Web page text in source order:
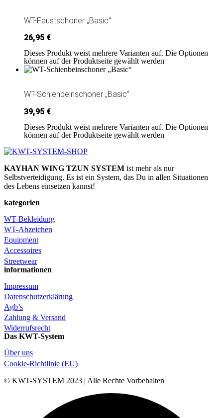
WT-Faustschoner „Basic“
26,95 €
Dieses Produkt weist mehrere Varianten auf. Die Optionen
können auf der Produktseite gewählt werden
WT-Schienbeinschoner „Basic“
39,95 €
Dieses Produkt weist mehrere Varianten auf. Die Optionen
können auf der Produktseite gewählt werden
KAYHAN WING TZUN SYSTEM ist mehr als nur
Selbstverteidigung. Es ist ein System, das Du in allen Situationen
des Lebens einsetzen kannst!
kategorien
WT-Bekleidung
WT-Abzeichen
Equipment
Accessoires
Streetwear
informationen
Impressum
Datenschutzerklärung
Agb’s
Zahlung & Versand
Widerrufsrecht
Das KWT-System
Über uns
Cookie-Richtlinie (EU)
© KWT-SYSTEM 2023 | Alle Rechte Vorbehalten